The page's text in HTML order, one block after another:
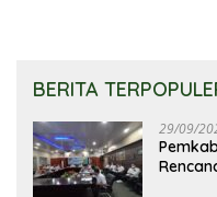
BERITA
29/09/